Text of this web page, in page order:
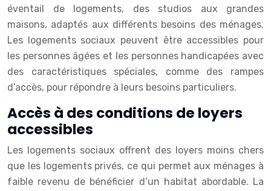
éventail de logements, des studios aux grandes
maisons, adaptés aux différents besoins des ménages.
Les logements sociaux peuvent être accessibles pour
les personnes âgées et les personnes handicapées avec
des caractéristiques spéciales, comme des rampes
d’accès, pour répondre à leurs besoins particuliers.
Accès à des conditions de loyers
accessibles
Les logements sociaux offrent des loyers moins chers
que les logements privés, ce qui permet aux ménages à
faible revenu de bénéficier d’un habitat abordable. La